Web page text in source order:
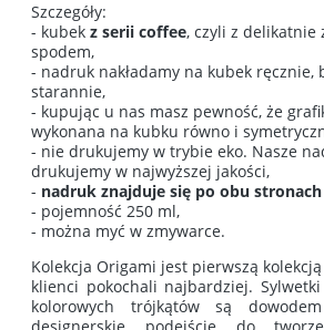
Szczegóły:
- kubek z serii coffee, czyli z delikatnie
spodem,
- nadruk nakładamy na kubek ręcznie,
starannie,
- kupując u nas masz pewność, że
wykonana na kubku równo i
- nie drukujemy w trybie eko. Nasze
drukujemy w najwyższej jakości,
- nadruk znajduje się po obu
- pojemność 250 ml,
- można myć w zmywarce.
Kolekcja Origami jest pierwszą
klienci pokochali najbardziej.
kolorowych trójkątów są